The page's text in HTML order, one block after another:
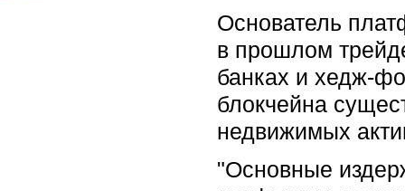
Основатель
в прошлом
банках и хедж-
блокчейна
недвижимых
"Основные